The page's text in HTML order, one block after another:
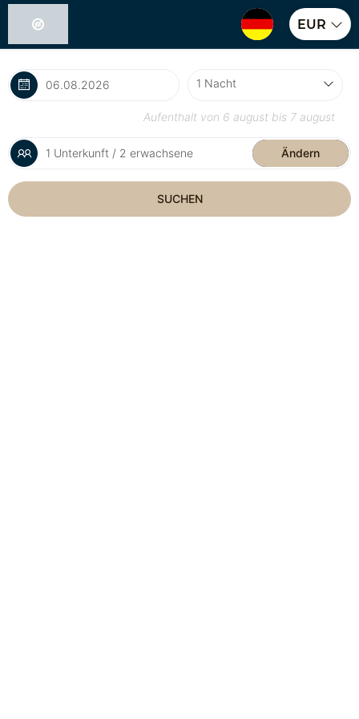
EUR
Aufenthalt von 6 august bis 7 august
1 Unterkunft / 2 erwachsene Ändern